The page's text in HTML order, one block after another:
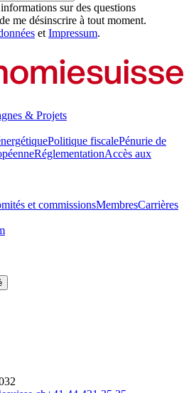
sur des questions
me désinscrire à tout moment.
et Impressum.
& Projets
Politique fiscalePénurie de
RéglementationAccès aux
et commissionsMembresCarrières